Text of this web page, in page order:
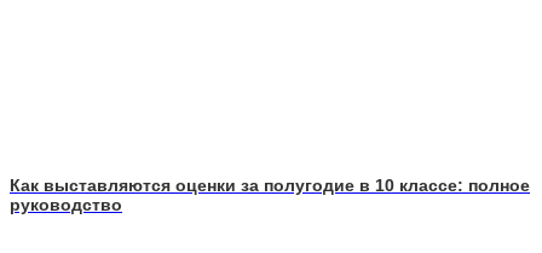
Как выставляются оценки за полугодие в 10 классе: полное
руководство